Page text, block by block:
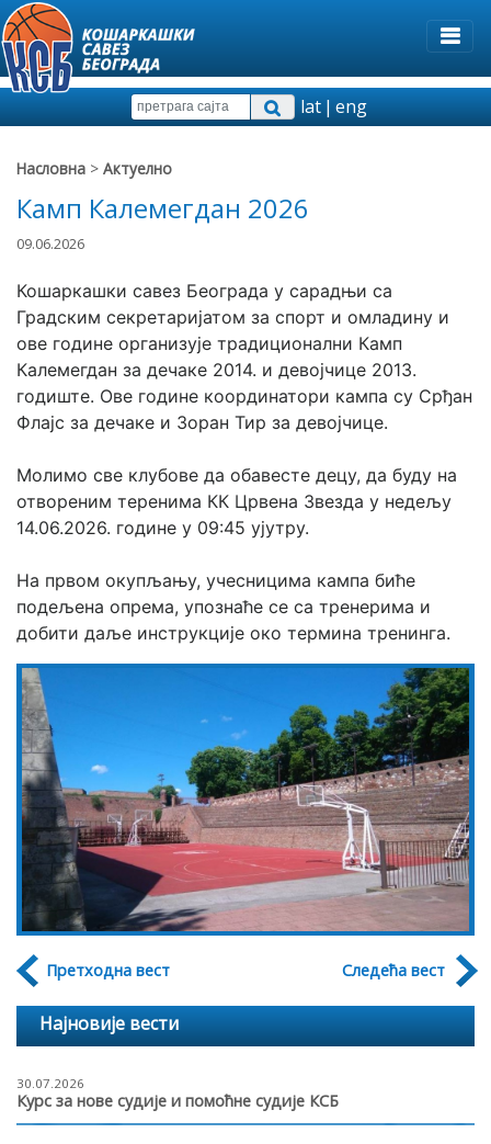
lat|eng
Насловна > Актуелно
Камп Калемегдан 2026
09.06.2026
Кошаркашки савез Београда у сарадњи са
Градским секретаријатом за спорт и омладину и
ове године организује традиционални Камп
Калемегдан за дечаке 2014. и девојчице 2013.
годиште. Ове године координатори кампа су Срђан
Флајс за дечаке и Зоран Тир за девојчице.
Молимо све клубове да обавесте децу, да буду на
отвореним теренима КК Црвена Звезда у недељу
14.06.2026. године у 09:45 ујутру.
На првом окупљању, учесницима кампа биће
подељена опрема, упознаће се са тренерима и
добити даље инструкције око термина тренинга.
Претходна вест Следећа вест
Најновије вести
30.07.2026
Курс за нове судије и помоћне судије КСБ